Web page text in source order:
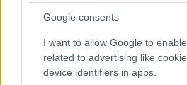
Google consents
I want to allow Google to
related to advertising like
device identifiers in apps.
Helyi
Keresőoptimalizálás